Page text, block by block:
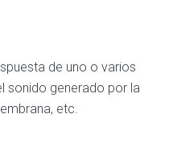
de uno o varios
sonido generado por la
etc.